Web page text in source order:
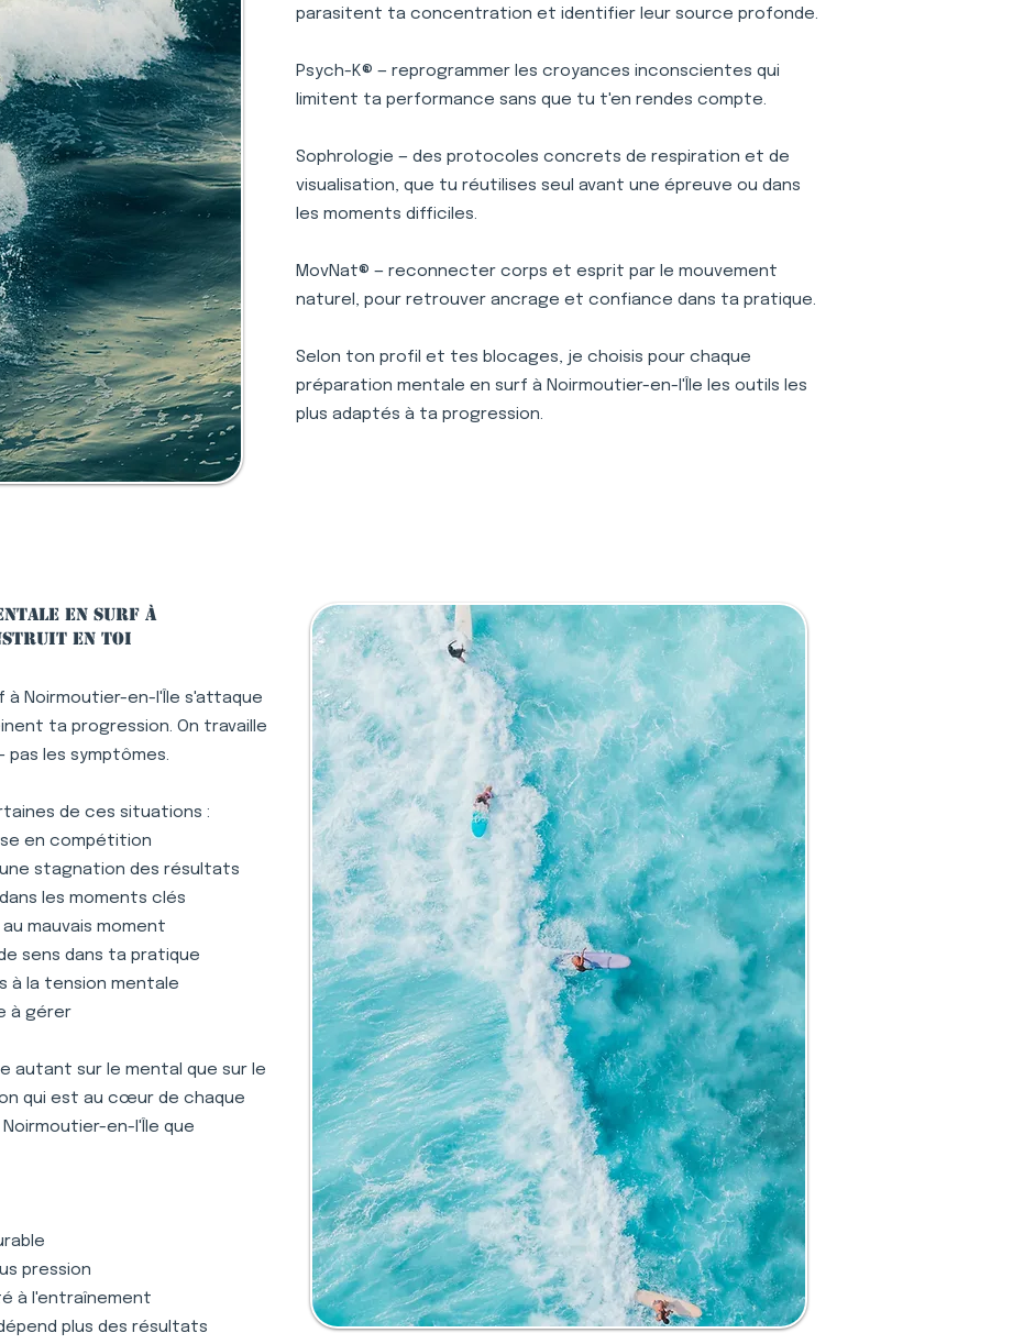
parasitent ta concentration et identifier leur source profonde.
Psych-K® — reprogrammer les croyances inconscientes qui
limitent ta performance sans que tu t'en rendes compte.
Sophrologie — des protocoles concrets de respiration et de
visualisation, que tu réutilises seul avant une épreuve ou dans
les moments difficiles.
MovNat® — reconnecter corps et esprit par le mouvement
naturel, pour retrouver ancrage et confiance dans ta pratique.
Selon ton profil et tes blocages, je choisis pour chaque
préparation mentale en surf à Noirmoutier-en-l'Île les outils les
plus adaptés à ta progression.
en surf à
en toi
à Noirmoutier-en-l'Île s'attaque
ta progression. On travaille
pas les symptômes.
de ces situations :
en compétition
stagnation des résultats
les moments clés
mauvais moment
sens dans ta pratique
à la tension mentale
à gérer
autant sur le mental que sur le
qui est au cœur de chaque
en-l'Île que
pression
à l'entraînement
plus des résultats